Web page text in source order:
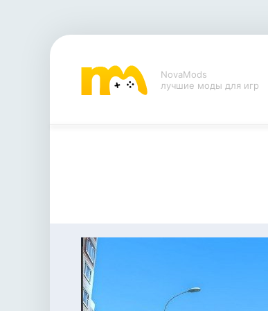
NovaMods
лучшие моды для игр